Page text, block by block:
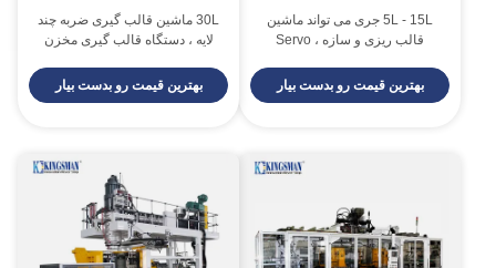
5L - 15L جری می تواند ماشین
قالب ریزی و سازه ، Servo
بهترین قیمت رو بدست بیار
30L ماشین قالب گیری ضربه چند
لایه ، دستگاه قالب گیری مخزن
بهترین قیمت رو بدست بیار